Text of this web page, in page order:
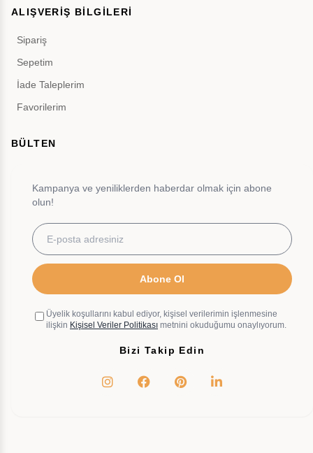
ALIŞVERİŞ BİLGİLERİ
Sipariş
Sepetim
İade Taleplerim
Favorilerim
BÜLTEN
Kampanya ve yeniliklerden haberdar olmak için abone
olun!
Abone Ol
Üyelik koşullarını kabul ediyor, kişisel verilerimin işlenmesine
ilişkin Kişisel Veriler Politikası metnini okuduğumu onaylıyorum.
Bizi Takip Edin